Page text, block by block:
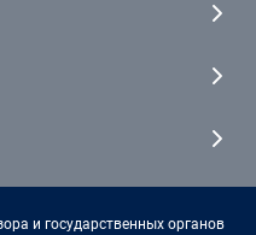
и государственных органов